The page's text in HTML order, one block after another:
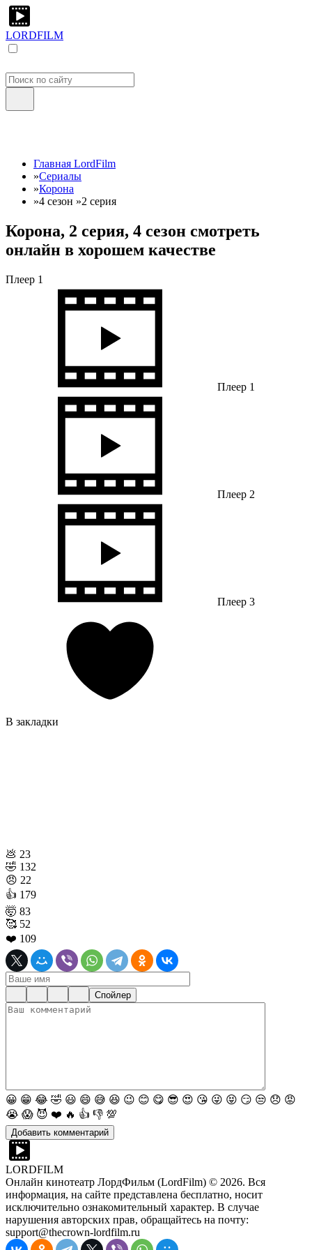
LORDFILM
Главная LordFilm
»Сериалы
»Корона
»4 сезон »2 серия
Корона, 2 серия, 4 сезон смотреть
онлайн в хорошем качестве
Плеер 1
Плеер 1
Плеер 2
Плеер 3
В закладки
💩 23
🤣 132
😠 22
👍 179
🤯 83
🥰 52
❤️ 109
Спойлер
😀 😁 😂 🤣 😃 😄 😅 😆 😉 😊 😋 😎 😍 😘 😜 😝 😏 😒 😞 😡
😭 😱 😈 ❤️ 🔥 👍 👎 💯
LORDFILM
Онлайн кинотеатр ЛордФильм (LordFilm) © 2026. Вся
информация, на сайте представлена бесплатно, носит
исключительно ознакомительный характер. В случае
нарушения авторских прав, обращайтесь на почту:
support@thecrown-lordfilm.ru